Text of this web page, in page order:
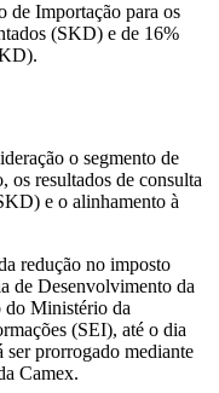
de Importação para os
(SKD) e de 16%
o segmento de
os resultados de consulta
e o alinhamento à
redução no imposto
de Desenvolvimento da
do Ministério da
(SEI), até o dia
ser prorrogado mediante
Camex.